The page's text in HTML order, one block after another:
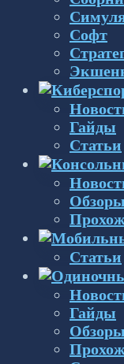
Софт
Гайды
Статьи
Обзоры
Статьи
Гайды
Обзоры